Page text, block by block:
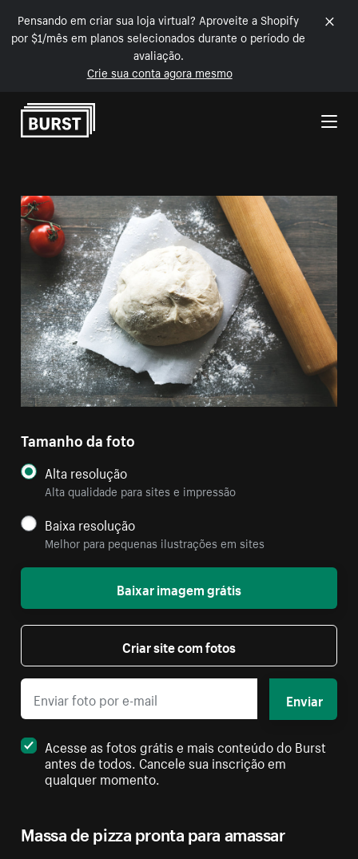
Pensando em criar sua loja virtual? Aproveite a Shopify
por $1/mês em planos selecionados durante o período de
avaliação.
Crie sua conta agora mesmo
Pular para o conteúdo
Massa de pizza pronta para amassar
Tamanho da foto
Alta resolução
Alta qualidade para sites e impressão
Baixa resolução
Melhor para pequenas ilustrações em sites
Baixar imagem grátis
Criar site com fotos
Enviar
Acesse as fotos grátis e mais conteúdo do Burst
antes de todos. Cancele sua inscrição em
qualquer momento.